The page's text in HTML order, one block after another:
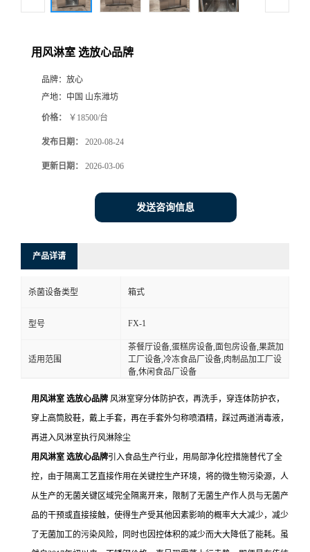
用风淋室 选放心品牌
品牌： 放心
产地： 中国 山东潍坊
价格： ￥18500/台
发布日期： 2020-08-24
更新日期： 2026-03-06
发送咨询信息
产品详请
杀菌设备类型 箱式
型号 FX-1
适用范围
茶餐厅设备,蛋糕房设备,面包房设备,果蔬加
工厂设备,冷冻食品厂设备,肉制品加工厂设
备,休闲食品厂设备
用风淋室 选放心品牌 风淋室穿分体防护衣，再洗手，穿连体防护衣，
穿上高筒胶鞋，戴上手套，再在手套外匀称喷酒精，踩过两道消毒液，
再进入风淋室执行风淋除尘
用风淋室 选放心品牌引入食品生产行业，用局部净化控措施替代了全
控，由于隔离工艺直接作用在关键控生产环境，将的微生物污染源，人
从生产的无菌关键区域完全隔离开来，限制了无菌生产作人员与无菌产
品的干预或直接接触，使得生产受其他因素影响的概率大大减少，减少
了无菌加工的污染风险，同时也因控体积的减少而大大降低了能耗。虽